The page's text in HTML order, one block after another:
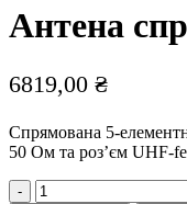
Антена
6819,00 ₴
Спрямована 5-
50 Ом та роз’єм UHF-
Антена